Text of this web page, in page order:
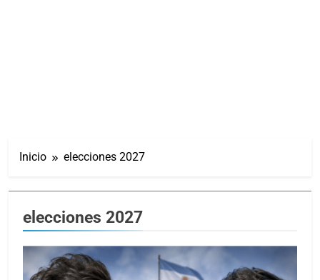
Inicio elecciones 2027
elecciones 2027